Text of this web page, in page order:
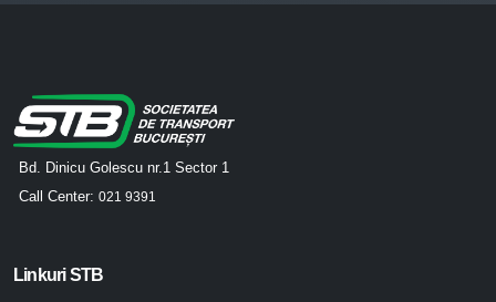
Bd. Dinicu Golescu nr.1 Sector 1
Call Center: 021 9391
Linkuri STB